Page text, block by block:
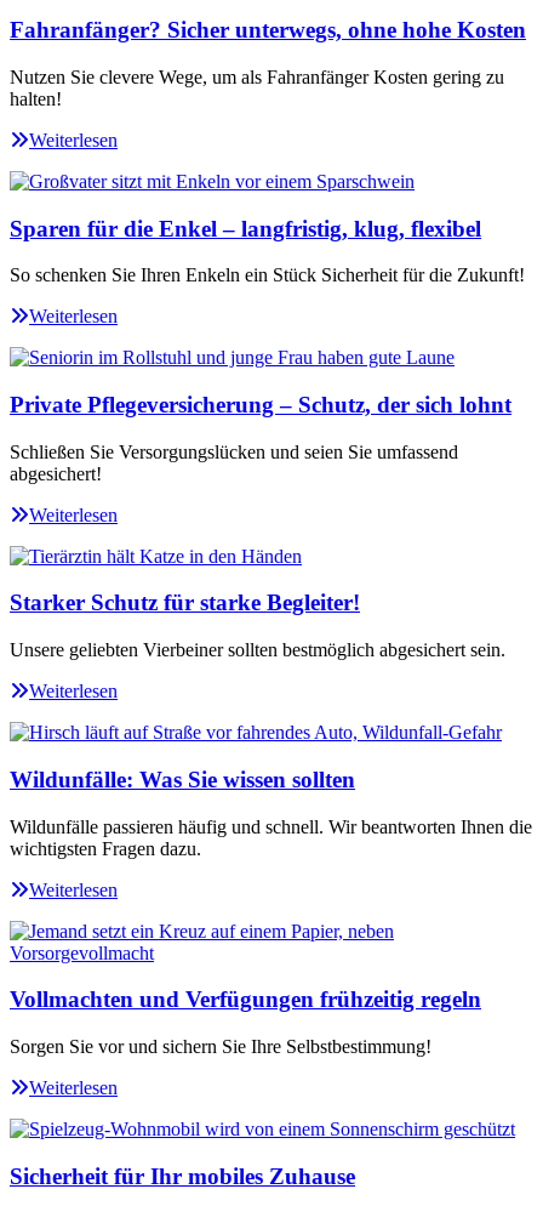
Fahranfänger? Sicher unterwegs, ohne hohe Kosten
Nutzen Sie clevere Wege, um als Fahranfänger Kosten gering zu
halten!
Weiterlesen
Sparen für die Enkel – langfristig, klug, flexibel
So schenken Sie Ihren Enkeln ein Stück Sicherheit für die Zukunft!
Weiterlesen
Private Pflegeversicherung – Schutz, der sich lohnt
Schließen Sie Versorgungslücken und seien Sie umfassend
abgesichert!
Weiterlesen
Starker Schutz für starke Begleiter!
Unsere geliebten Vierbeiner sollten bestmöglich abgesichert sein.
Weiterlesen
Wildunfälle: Was Sie wissen sollten
Wildunfälle passieren häufig und schnell. Wir beantworten Ihnen die
wichtigsten Fragen dazu.
Weiterlesen
Vollmachten und Verfügungen frühzeitig regeln
Sorgen Sie vor und sichern Sie Ihre Selbstbestimmung!
Weiterlesen
Sicherheit für Ihr mobiles Zuhause